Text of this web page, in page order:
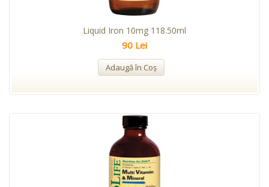
Liquid Iron 10mg 118.50ml
90 Lei
Adaugă în Coş